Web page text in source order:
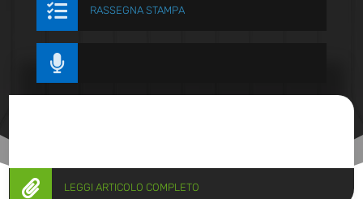
 RASSEGNA STAMPA

 LEGGI ARTICOLO COMPLETO